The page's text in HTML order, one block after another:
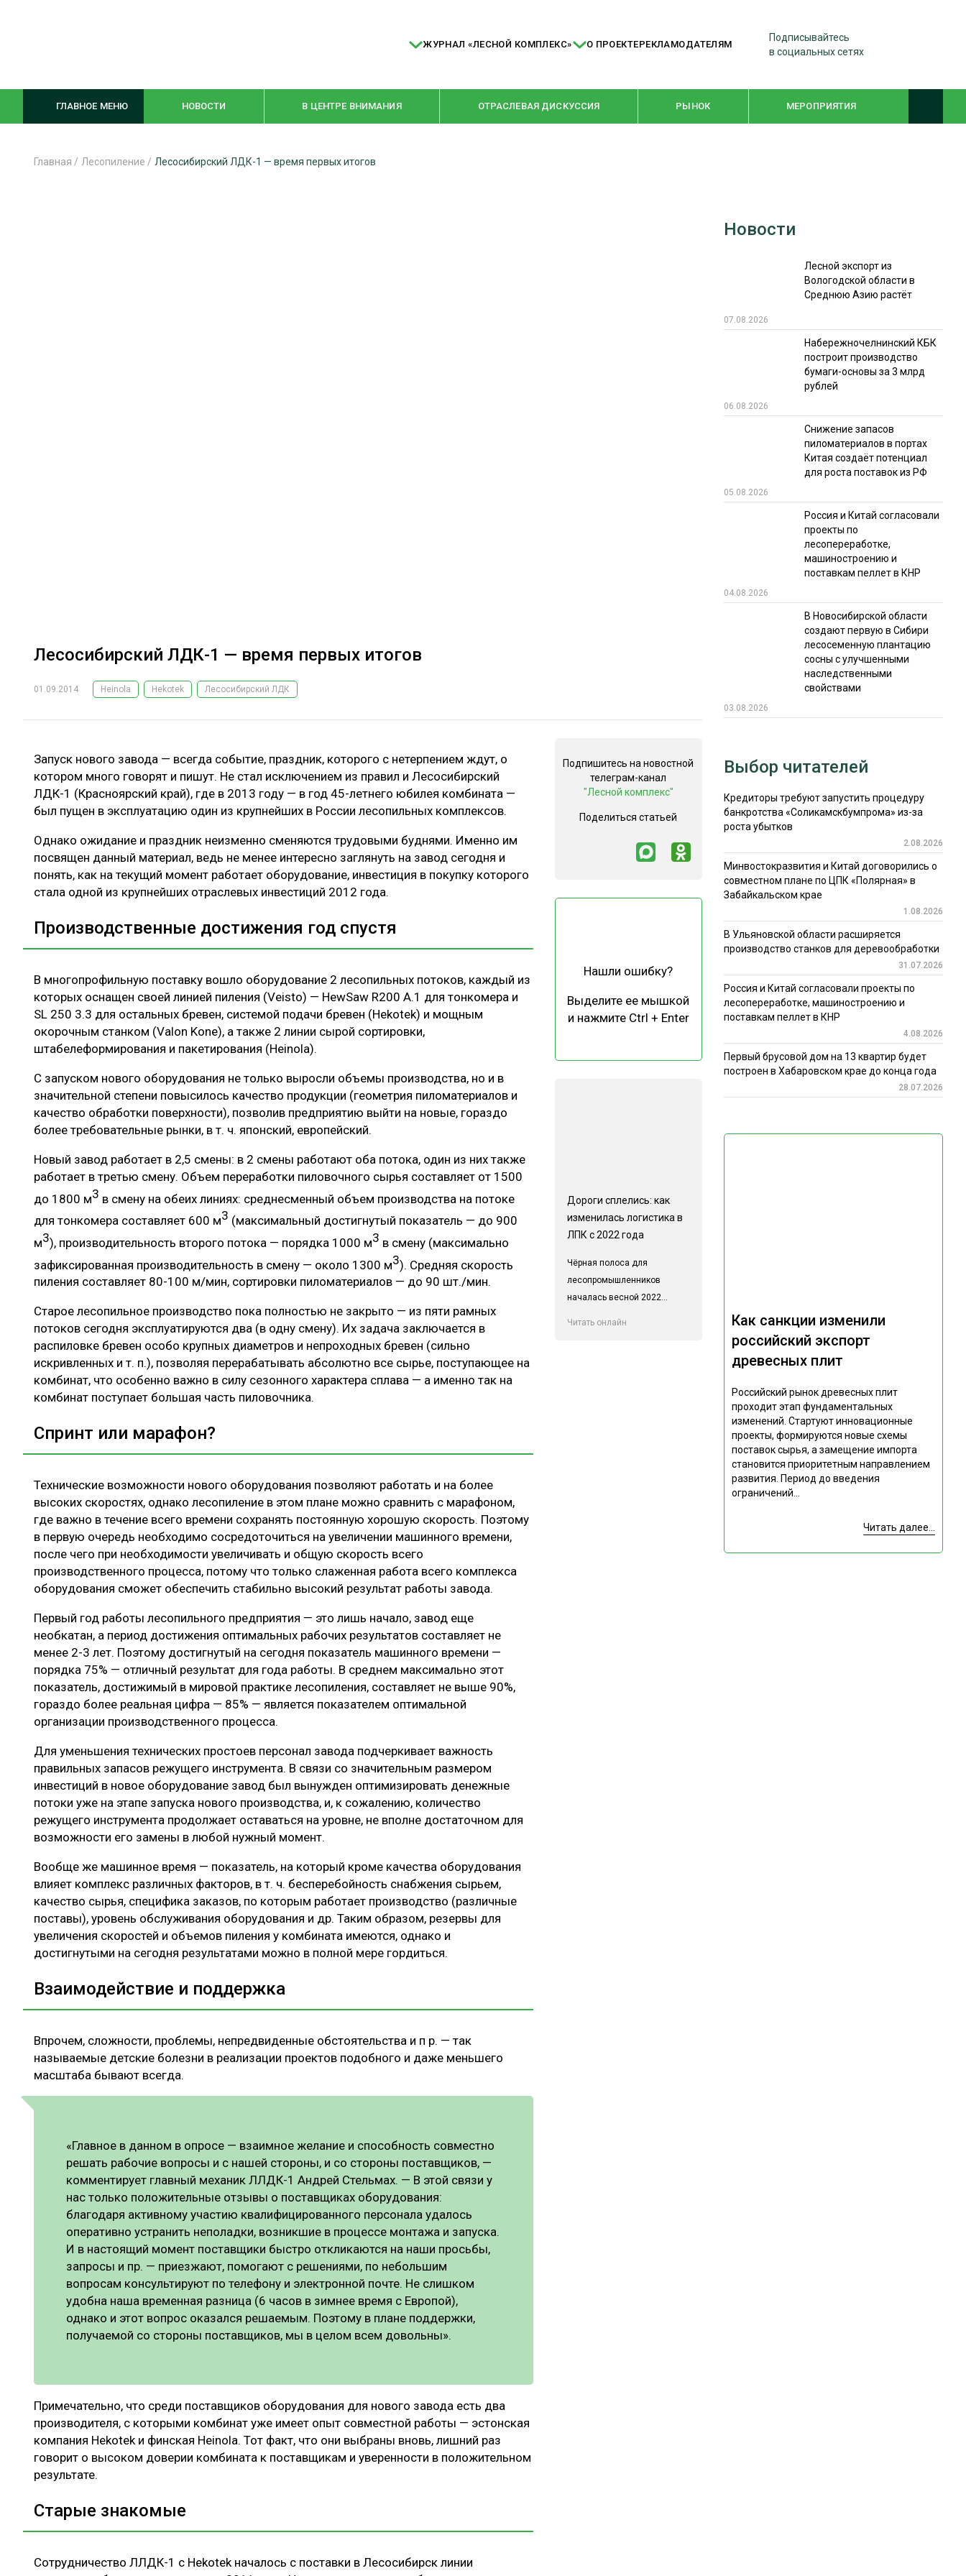
ЖУРНАЛ «ЛЕСНОЙ КОМПЛЕКС» О ПРОЕКТЕРЕКЛАМОДАТЕЛЯМ
Подписывайтесь
в социальных сетях
ГЛАВНОЕ МЕНЮ НОВОСТИ В ЦЕНТРЕ ВНИМАНИЯ ОТРАСЛЕВАЯ ДИСКУССИЯ РЫНОК МЕРОПРИЯТИЯ
WOODEX-2021
СУШКА ДРЕВЕСИНЫ
ИТОГИ МЕРОПРИЯТИЙ
Главная / Лесопиление / Лесосибирский ЛДК-1 — время первых итогов
Лесосибирский ЛДК-1 — время первых итогов
01.09.2014 Heinola Hekotek Лесосибирский ЛДК
Запуск нового завода — всегда событие, праздник, которого с нетерпением ждут, о
котором много говорят и пишут. Не стал исключением из правил и Лесосибирский
ЛДК-1 (Красноярский край), где в 2013 году — в год 45-летнего юбилея комбината —
был пущен в эксплуатацию один из крупнейших в России лесопильных комплексов.
Однако ожидание и праздник неизменно сменяются трудовыми буднями. Именно им
посвящен данный материал, ведь не менее интересно заглянуть на завод сегодня и
понять, как на текущий момент работает оборудование, инвестиция в покупку которого
стала одной из крупнейших отраслевых инвестиций 2012 года.
Производственные достижения год спустя
В многопрофильную поставку вошло оборудование 2 лесопильных потоков, каждый из
которых оснащен своей линией пиления (Veisto) — HewSaw R200 А.1 для тонкомера и
SL 250 3.3 для остальных бревен, системой подачи бревен (Hekotek) и мощным
окорочным станком (Valon Kone), а также 2 линии сырой сортировки,
штабелеформирования и пакетирования (Heinola).
С запуском нового оборудования не только выросли объемы производства, но и в
значительной степени повысилось качество продукции (геометрия пиломатериалов и
качество обработки поверхности), позволив предприятию выйти на новые, гораздо
более требовательные рынки, в т. ч. японский, европейский.
Новый завод работает в 2,5 смены: в 2 смены работают оба потока, один из них также
работает в третью смену. Объем переработки пиловочного сырья составляет от 1500
до 1800 м3 в смену на обеих линиях: среднесменный объем производства на потоке
для тонкомера составляет 600 м3 (максимальный достигнутый показатель — до 900
м3), производительность второго потока — порядка 1000 м3 в смену (максимально
зафиксированная производительность в смену — около 1300 м3). Средняя скорость
пиления составляет 80-100 м/мин, сортировки пиломатериалов — до 90 шт./мин.
Старое лесопильное производство пока полностью не закрыто — из пяти рамных
потоков сегодня эксплуатируются два (в одну смену). Их задача заключается в
распиловке бревен особо крупных диаметров и непроходных бревен (сильно
искривленных и т. п.), позволяя перерабатывать абсолютно все сырье, поступающее на
комбинат, что особенно важно в силу сезонного характера сплава — а именно так на
комбинат поступает большая часть пиловочника.
Спринт или марафон?
Технические возможности нового оборудования позволяют работать и на более
высоких скоростях, однако лесопиление в этом плане можно сравнить с марафоном,
где важно в течение всего времени сохранять постоянную хорошую скорость. Поэтому
в первую очередь необходимо сосредоточиться на увеличении машинного времени,
после чего при необходимости увеличивать и общую скорость всего
производственного процесса, потому что только слаженная работа всего комплекса
оборудования сможет обеспечить стабильно высокий результат работы завода.
Первый год работы лесопильного предприятия — это лишь начало, завод еще
необкатан, а период достижения оптимальных рабочих результатов составляет не
менее 2-3 лет. Поэтому достигнутый на сегодня показатель машинного времени —
порядка 75% — отличный результат для года работы. В среднем максимально этот
показатель, достижимый в мировой практике лесопиления, составляет не выше 90%,
гораздо более реальная цифра — 85% — является показателем оптимальной
организации производственного процесса.
Для уменьшения технических простоев персонал завода подчеркивает важность
правильных запасов режущего инструмента. В связи со значительным размером
инвестиций в новое оборудование завод был вынужден оптимизировать денежные
потоки уже на этапе запуска нового производства, и, к сожалению, количество
режущего инструмента продолжает оставаться на уровне, не вполне достаточном для
возможности его замены в любой нужный момент.
Вообще же машинное время — показатель, на который кроме качества оборудования
влияет комплекс различных факторов, в т. ч. бесперебойность снабжения сырьем,
качество сырья, специфика заказов, по которым работает производство (различные
поставы), уровень обслуживания оборудования и др. Таким образом, резервы для
увеличения скоростей и объемов пиления у комбината имеются, однако и
достигнутыми на сегодня результатами можно в полной мере гордиться.
Взаимодействие и поддержка
Впрочем, сложности, проблемы, непредвиденные обстоятельства и п р. — так
называемые детские болезни в реализации проектов подобного и даже меньшего
масштаба бывают всегда.
«Главное в данном в опросе — взаимное желание и способность совместно
решать рабочие вопросы и с нашей стороны, и со стороны поставщиков, —
комментирует главный механик ЛЛДК-1 Андрей Стельмах. — В этой связи у
нас только положительные отзывы о поставщиках оборудования:
благодаря активному участию квалифицированного персонала удалось
оперативно устранить неполадки, возникшие в процессе монтажа и запуска.
И в настоящий момент поставщики быстро откликаются на наши просьбы,
запросы и пр. — приезжают, помогают с решениями, по небольшим
вопросам консультируют по телефону и электронной почте. Не слишком
удобна наша временная разница (6 часов в зимнее время с Европой),
однако и этот вопрос оказался решаемым. Поэтому в плане поддержки,
получаемой со стороны поставщиков, мы в целом всем довольны».
Примечательно, что среди поставщиков оборудования для нового завода есть два
производителя, с которыми комбинат уже имеет опыт совместной работы — эстонская
компания Hekotek и финская Heinola. Тот факт, что они выбраны вновь, лишний раз
говорит о высоком доверии комбината к поставщикам и уверенности в положительном
результате.
Старые знакомые
Сотрудничество ЛЛДК-1 с Hekotek началось с поставки в Лесосибирск линии
Подпишитесь на новостной
телеграм-канал
"Лесной комплекс"
Поделиться статьей
Нашли ошибку?
Выделите ее мышкой
и нажмите Ctrl + Enter
Дороги сплелись: как
изменилась логистика в
ЛПК с 2022 года
Чёрная полоса для
лесопромышленников
началась весной 2022...
Читать онлайн
Новости
Лесной экспорт из
Вологодской области в
Среднюю Азию растёт
07.08.2026
Набережночелнинский КБК
построит производство
бумаги-основы за 3 млрд
рублей
06.08.2026
Снижение запасов
пиломатериалов в портах
Китая создаёт потенциал
для роста поставок из РФ
05.08.2026
Россия и Китай согласовали
проекты по
лесопереработке,
машиностроению и
поставкам пеллет в КНР
04.08.2026
В Новосибирской области
создают первую в Сибири
лесосеменную плантацию
сосны с улучшенными
наследственными
свойствами
03.08.2026
Как санкции изменили
российский экспорт
древесных плит
Российский рынок древесных плит
проходит этап фундаментальных
изменений. Стартуют инновационные
проекты, формируются новые схемы
поставок сырья, а замещение импорта
становится приоритетным направлением
развития. Период до введения
ограничений...
Читать далее...
Выбор читателей
Кредиторы требуют запустить процедуру
банкротства «Соликамскбумпрома» из-за
роста убытков
2.08.2026
Минвостокразвития и Китай договорились о
совместном плане по ЦПК «Полярная» в
Забайкальском крае
1.08.2026
В Ульяновской области расширяется
производство станков для деревообработки
31.07.2026
Россия и Китай согласовали проекты по
лесопереработке, машиностроению и
поставкам пеллет в КНР
4.08.2026
Первый брусовой дом на 13 квартир будет
построен в Хабаровском крае до конца года
28.07.2026